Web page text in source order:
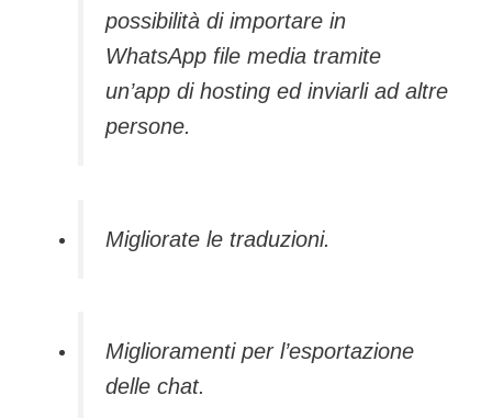
possibilità di importare in
WhatsApp file media tramite
un’app di hosting ed inviarli ad altre
persone.
Migliorate le traduzioni.
Miglioramenti per l’esportazione
delle chat.